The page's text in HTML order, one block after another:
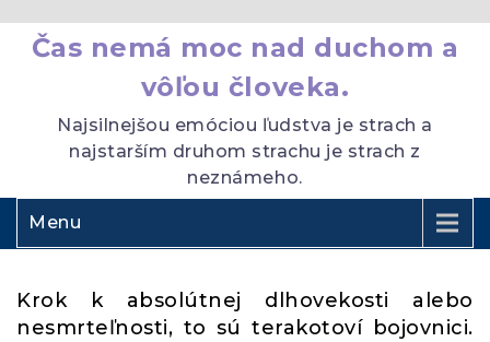
Čas nemá moc nad duchom a
vôľou človeka.
Najsilnejšou emóciou ľudstva je strach a
najstarším druhom strachu je strach z
neznámeho.
Menu
Krok k absolútnej dlhovekosti alebo
nesmrteľnosti, to sú terakotoví bojovnici.